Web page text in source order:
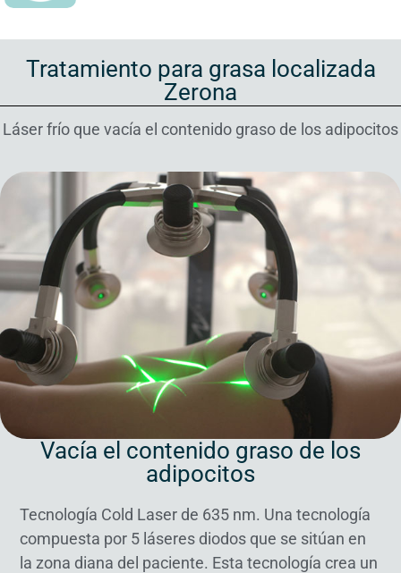
Tratamiento para grasa localizada
Zerona
Láser frío que vacía el contenido graso de los adipocitos
Vacía el contenido graso de los
adipocitos
Tecnología Cold Laser de 635 nm. Una tecnología
compuesta por 5 láseres diodos que se sitúan en
la zona diana del paciente. Esta tecnología crea un